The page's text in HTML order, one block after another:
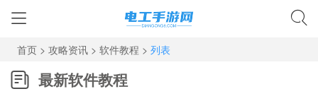
首页> 攻略资讯> 软件教程 > 列表
最新软件教程